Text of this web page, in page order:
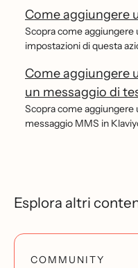
Come aggiungere
Scopra come aggiungere
impostazioni di questa
Come aggiungere
un messaggio di
Scopra come aggiungere
messaggio MMS in
Esplora altri
COMMUNITY